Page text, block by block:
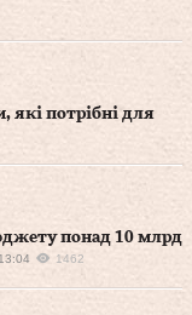
які потрібні для
понад 10 млрд
13:04 1462